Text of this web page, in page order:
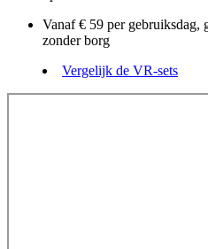
Vanaf € 59 per gebruiksdag,
zonder borg
Vergelijk de VR-sets